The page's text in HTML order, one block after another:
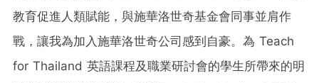
教育促進人類賦能，與施華洛世奇基金會同事並肩作
戰，讓我為加入施華洛世奇公司感到自豪。為 Teach
for Thailand 英語課程及職業研討會的學生所帶來的明